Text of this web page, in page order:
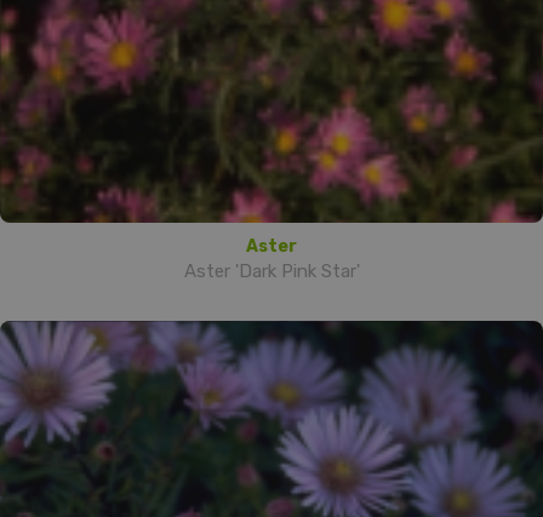
Aster
Aster 'Dark Pink Star'